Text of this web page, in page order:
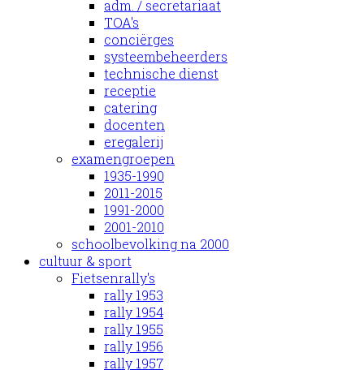
adm. / secretariaat
TOA's
conciërges
systeembeheerders
technische dienst
receptie
catering
docenten
eregalerij
examengroepen
1935-1990
2011-2015
1991-2000
2001-2010
schoolbevolking na 2000
cultuur & sport
Fietsenrally's
rally 1953
rally 1954
rally 1955
rally 1956
rally 1957